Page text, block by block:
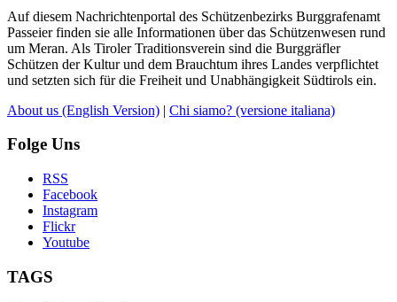
Auf diesem Nachrichtenportal des Schützenbezirks Burggrafenamt
Passeier finden sie alle Informationen über das Schützenwesen rund
um Meran. Als Tiroler Traditionsverein sind die Burggräfler
Schützen der Kultur und dem Brauchtum ihres Landes verpflichtet
und setzten sich für die Freiheit und Unabhängigkeit Südtirols ein.
About us (English Version) | Chi siamo? (versione italiana)
Folge Uns
RSS
Facebook
Instagram
Flickr
Youtube
TAGS